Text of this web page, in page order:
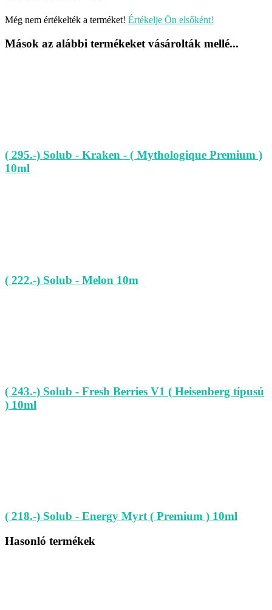
Még nem értékelték a terméket! Értékelje Ön elsőként!
Mások az alábbi termékeket vásárolták mellé...
( 295.-) Solub - Kraken - ( Mythologique Premium )
10ml
( 222.-) Solub - Melon 10m
( 243.-) Solub - Fresh Berries V1 ( Heisenberg típusú
) 10ml
( 218.-) Solub - Energy Myrt ( Premium ) 10ml
Hasonló termékek